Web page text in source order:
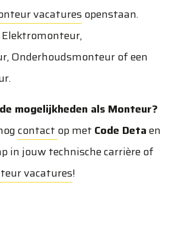
vacaturesopenstaan.
Onderhoudsmonteur of een
mogelijkheden als Monteur?
contact op met Code Detaen
in jouw technische carrière of
vacatures!